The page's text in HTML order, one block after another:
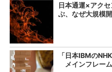
日本通運×アク
ぶ、なぜ大規模
「日本IBMの
メインフレー